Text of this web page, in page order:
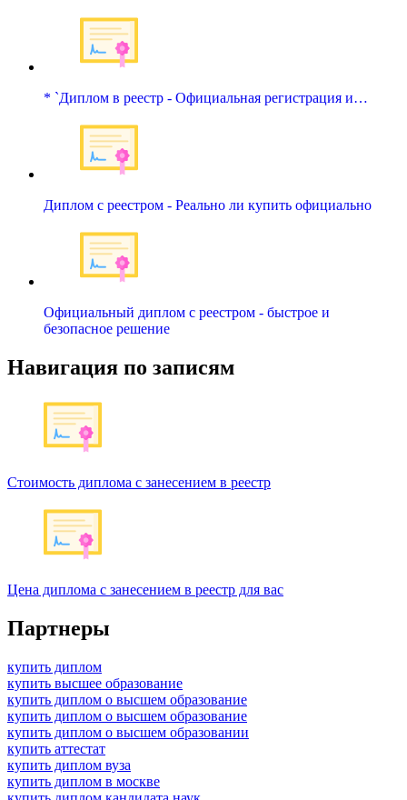
* `Диплом в реестр - Официальная регистрация и…
Диплом с реестром - Реально ли купить официально
Официальный диплом с реестром - быстрое и
безопасное решение
Навигация по записям
Стоимость диплома с занесением в реестр
Цена диплома с занесением в реестр для вас
Партнеры
купить диплом
купить высшее образование
купить диплом о высшем образование
купить диплом о высшем образование
купить диплом о высшем образовании
купить аттестат
купить диплом вуза
купить диплом в москве